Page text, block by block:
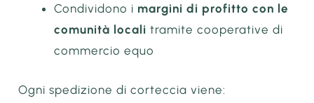
Condividono i margini di profitto con le
comunità locali tramite cooperative di
commercio equo
Ogni spedizione di corteccia viene: